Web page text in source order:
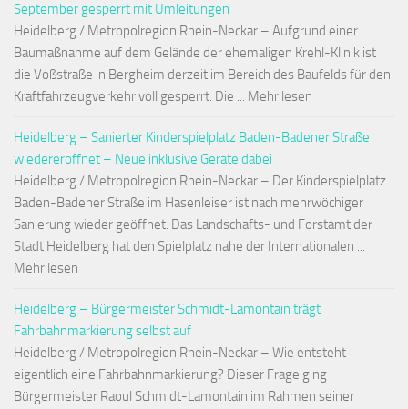
September gesperrt mit Umleitungen
Heidelberg / Metropolregion Rhein-Neckar – Aufgrund einer
Baumaßnahme auf dem Gelände der ehemaligen Krehl-Klinik ist
die Voßstraße in Bergheim derzeit im Bereich des Baufelds für den
Kraftfahrzeugverkehr voll gesperrt. Die ... Mehr lesen
Heidelberg – Sanierter Kinderspielplatz Baden-Badener Straße
wiedereröffnet – Neue inklusive Geräte dabei
Heidelberg / Metropolregion Rhein-Neckar – Der Kinderspielplatz
Baden-Badener Straße im Hasenleiser ist nach mehrwöchiger
Sanierung wieder geöffnet. Das Landschafts- und Forstamt der
Stadt Heidelberg hat den Spielplatz nahe der Internationalen ...
Mehr lesen
Heidelberg – Bürgermeister Schmidt-Lamontain trägt
Fahrbahnmarkierung selbst auf
Heidelberg / Metropolregion Rhein-Neckar – Wie entsteht
eigentlich eine Fahrbahnmarkierung? Dieser Frage ging
Bürgermeister Raoul Schmidt-Lamontain im Rahmen seiner